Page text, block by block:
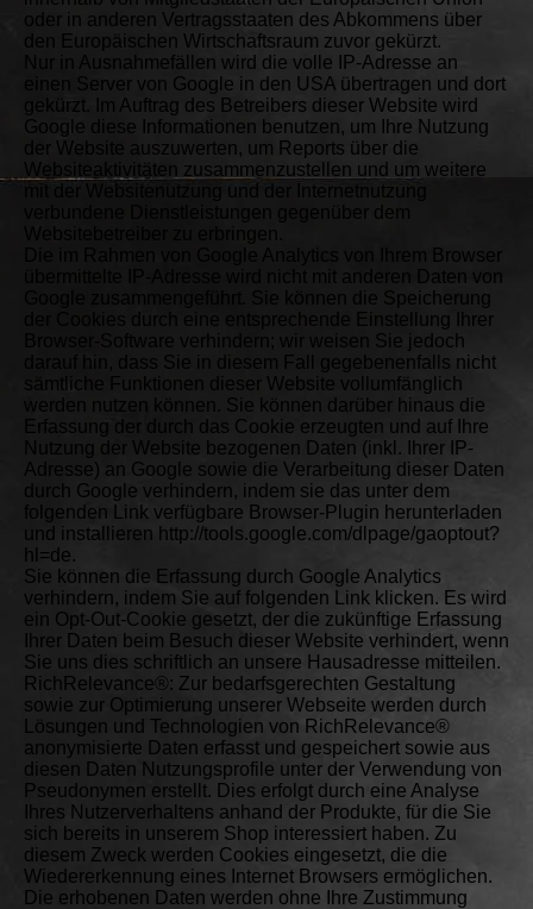
oder in anderen Vertragsstaaten des Abkommens über
den Europäischen Wirtschaftsraum zuvor gekürzt.
Nur in Ausnahmefällen wird die volle IP-Adresse an
einen Server von Google in den USA übertragen und dort
gekürzt. Im Auftrag des Betreibers dieser Website wird
Google diese Informationen benutzen, um Ihre Nutzung
der Website auszuwerten, um Reports über die
Websiteaktivitäten zusammenzustellen und um weitere
mit der Websitenutzung und der Internetnutzung
verbundene Dienstleistungen gegenüber dem
Websitebetreiber zu erbringen.
Die im Rahmen von Google Analytics von Ihrem Browser
übermittelte IP-Adresse wird nicht mit anderen Daten von
Google zusammengeführt. Sie können die Speicherung
der Cookies durch eine entsprechende Einstellung Ihrer
Browser-Software verhindern; wir weisen Sie jedoch
darauf hin, dass Sie in diesem Fall gegebenenfalls nicht
sämtliche Funktionen dieser Website vollumfänglich
werden nutzen können. Sie können darüber hinaus die
Erfassung der durch das Cookie erzeugten und auf Ihre
Nutzung der Website bezogenen Daten (inkl. Ihrer IP-
Adresse) an Google sowie die Verarbeitung dieser Daten
durch Google verhindern, indem sie das unter dem
folgenden Link verfügbare Browser-Plugin herunterladen
und installieren http://tools.google.com/dlpage/gaoptout?
hl=de.
Sie können die Erfassung durch Google Analytics
verhindern, indem Sie auf folgenden Link klicken. Es wird
ein Opt-Out-Cookie gesetzt, der die zukünftige Erfassung
Ihrer Daten beim Besuch dieser Website verhindert, wenn
Sie uns dies schriftlich an unsere Hausadresse mitteilen.
RichRelevance®: Zur bedarfsgerechten Gestaltung
sowie zur Optimierung unserer Webseite werden durch
Lösungen und Technologien von RichRelevance®
anonymisierte Daten erfasst und gespeichert sowie aus
diesen Daten Nutzungsprofile unter der Verwendung von
Pseudonymen erstellt. Dies erfolgt durch eine Analyse
Ihres Nutzerverhaltens anhand der Produkte, für die Sie
sich bereits in unserem Shop interessiert haben. Zu
diesem Zweck werden Cookies eingesetzt, die die
Wiedererkennung eines Internet Browsers ermöglichen.
Die erhobenen Daten werden ohne Ihre Zustimmung